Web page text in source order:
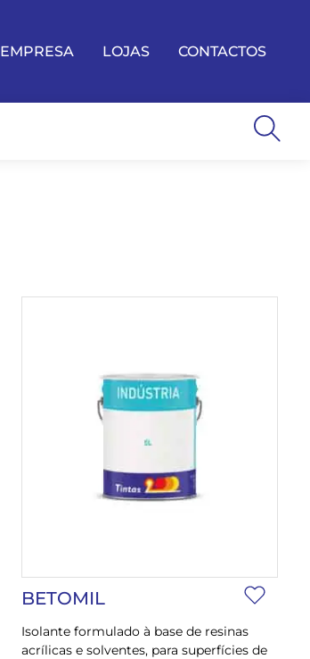
EMPRESA LOJAS CONTACTOS
BETOMIL
Isolante formulado à base de resinas
acrílicas e solventes, para superfícies de